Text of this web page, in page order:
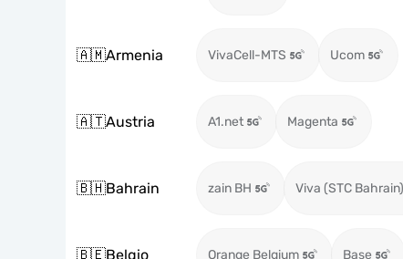
🇦🇲Armenia VivaCell-MTS Ucom
🇦🇹Austria A1.net Magenta
🇧🇭Bahrain zain BH Viva (STC Bahrain)
🇧🇪Belgio Orange Belgium Base